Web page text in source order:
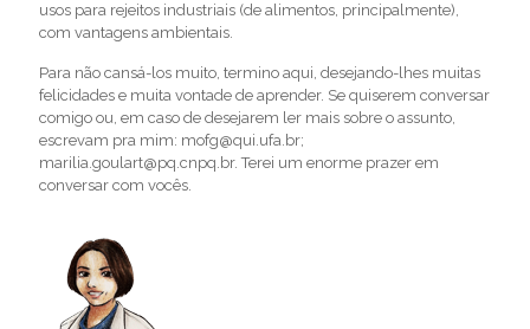
usos para rejeitos industriais (de alimentos, principalmente),
com vantagens ambientais.
Para não cansá-los muito, termino aqui, desejando-lhes muitas
felicidades e muita vontade de aprender. Se quiserem conversar
comigo ou, em caso de desejarem ler mais sobre o assunto,
escrevam pra mim: mofg@qui.ufa.br;
marilia.goulart@pq.cnpq.br. Terei um enorme prazer em
conversar com vocês.